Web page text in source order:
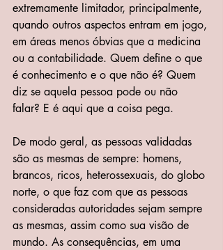
extremamente limitador, principalmente,
quando outros aspectos entram em jogo,
em áreas menos óbvias que a medicina
ou a contabilidade. Quem define o que
é conhecimento e o que não é? Quem
diz se aquela pessoa pode ou não
falar? E é aqui que a coisa pega.
De modo geral, as pessoas validadas
são as mesmas de sempre: homens,
brancos, ricos, heterossexuais, do globo
norte, o que faz com que as pessoas
consideradas autoridades sejam sempre
as mesmas, assim como sua visão de
mundo. As consequências, em uma